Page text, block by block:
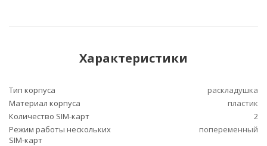
Характеристики
Тип корпуса
раскладушка
Материал корпуса
пластик
Количество SIM-карт
2
Режим работы нескольких
SIM-карт
попеременный